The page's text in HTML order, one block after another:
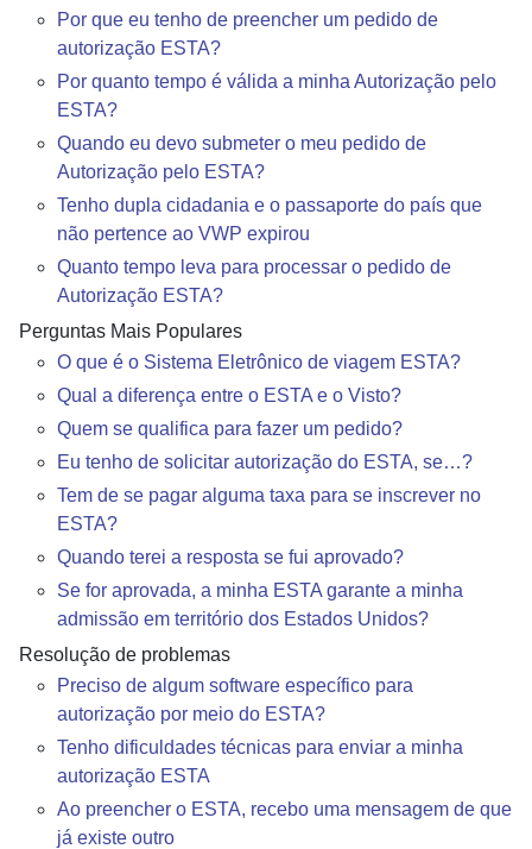
Por que eu tenho de preencher um pedido de
autorização ESTA?
Por quanto tempo é válida a minha Autorização pelo
ESTA?
Quando eu devo submeter o meu pedido de
Autorização pelo ESTA?
Tenho dupla cidadania e o passaporte do país que
não pertence ao VWP expirou
Quanto tempo leva para processar o pedido de
Autorização ESTA?
Perguntas Mais Populares
O que é o Sistema Eletrônico de viagem ESTA?
Qual a diferença entre o ESTA e o Visto?
Quem se qualifica para fazer um pedido?
Eu tenho de solicitar autorização do ESTA, se…?
Tem de se pagar alguma taxa para se inscrever no
ESTA?
Quando terei a resposta se fui aprovado?
Se for aprovada, a minha ESTA garante a minha
admissão em território dos Estados Unidos?
Resolução de problemas
Preciso de algum software específico para
autorização por meio do ESTA?
Tenho dificuldades técnicas para enviar a minha
autorização ESTA
Ao preencher o ESTA, recebo uma mensagem de que
já existe outro